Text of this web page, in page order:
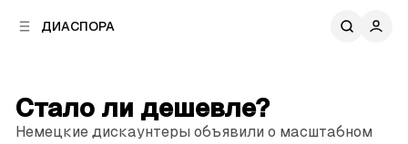
ДИАСПОРА
Стало ли дешевле?
Немецкие дискаунтеры объявили о мас­штаб­ном